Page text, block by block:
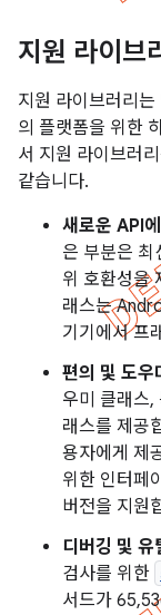
지원 라이브
지원 라이브러리
의 플랫폼을 위한
서 지원 라이브러
같습니다.
새로운 API
은 부분은 최
위 호환성을
래스는
기기에서 프
편의 및 도우
우미 클래스,
래스를 제공
용자에게 제
위한 인터페
버전을 지원
디버깅 및 유
검사를 위한
서드가